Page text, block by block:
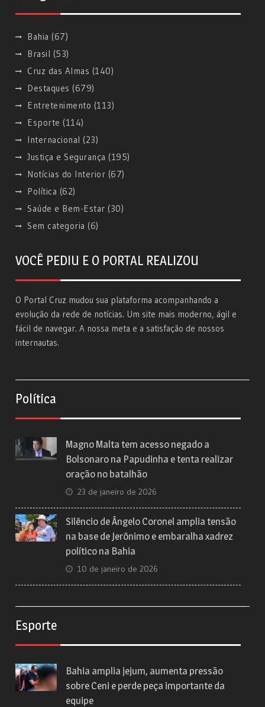
Bahia (67)
Brasil (53)
Cruz das Almas (140)
Destaques (679)
Entretenimento (113)
Esporte (114)
Internacional (23)
Justiça e Segurança (195)
Notícias do Interior (67)
Política (62)
Saúde e Bem-Estar (30)
Sem categoria (6)
VOCÊ PEDIU E O PORTAL REALIZOU
O Portal Cruz mudou sua plataforma acompanhando a
evolução da rede de notícias. Um site mais moderno, ágil e
fácil de navegar. A nossa meta e a satisfação de nossos
internautas.
Política
Magno Malta tem acesso negado a
Bolsonaro na Papudinha e tenta realizar
oração no batalhão
23 de janeiro de 2026
Silêncio de Ângelo Coronel amplia tensão
na base de Jerônimo e embaralha xadrez
político na Bahia
10 de janeiro de 2026
Esporte
Bahia amplia jejum, aumenta pressão
sobre Ceni e perde peça importante da
equipe